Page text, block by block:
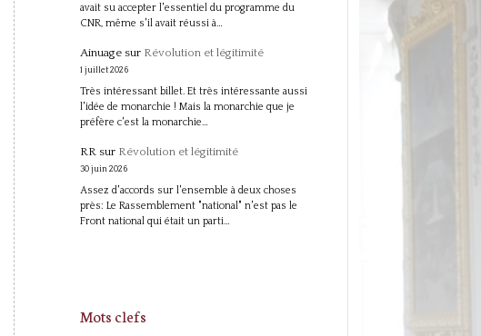
avait su accepter l'essentiel du programme du
CNR, même s'il avait réussi à…
Ainuagesur Révolution et légitimité
1 juillet 2026
Très intéressant billet. Et très intéressante aussi
l'idée de monarchie ! Mais la monarchie que je
préfère c'est la monarchie…
RRsur Révolution et légitimité
30 juin 2026
Assez d'accords sur l'ensemble à deux choses
près: Le Rassemblement "national" n'est pas le
Front national qui était un parti…
Mots clefs